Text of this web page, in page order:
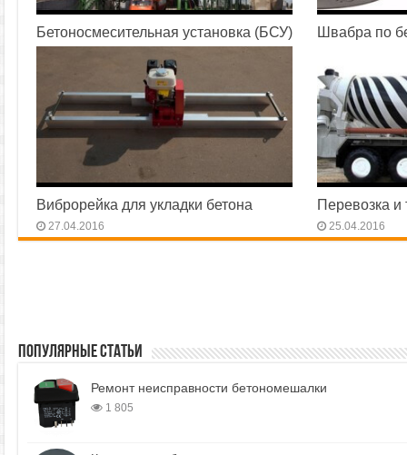
Бетоносмесительная установка (БСУ) Швабра по
Виброрейка для укладки бетона
27.04.2016
Перевозка и
25.04.2016
Популярные статьи
Ремонт неисправности бетономешалки
1 805